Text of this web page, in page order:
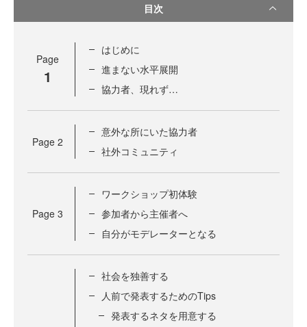
目次
Page
1
はじめに
進まない水平展開
協力者、現れず…
Page 2
意外な所にいた協力者
社外コミュニティ
Page 3
ワークショップ初体験
参加者から主催者へ
自分がモデレーターとなる
社会を独善する
人前で発表するためのTips
発表するネタを用意する